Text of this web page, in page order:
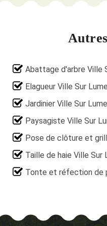
Abattage d'arbre Ville
Elagueur Ville Sur
Jardinier Ville Sur
Paysagiste Ville Sur
Pose de clôture et
Taille de haie Ville Sur
Tonte et réfection de